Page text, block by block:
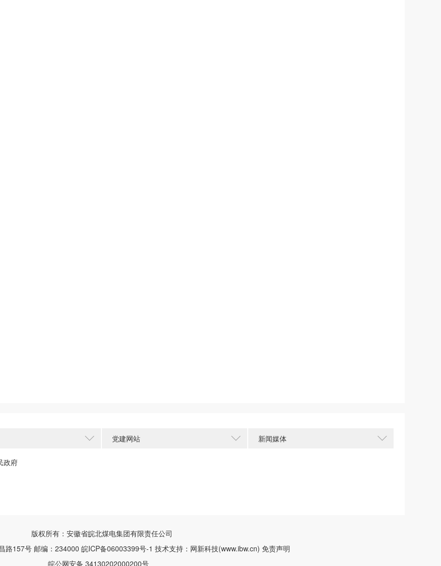
党建网站 新闻媒体
政府
版权所有：安徽省皖北煤电集团有限责任公司
路157号 邮编：234000 皖ICP备06003399号-1 技术支持：网新科技(www.ibw.cn) 免责声明
皖公网安备 34130202000200号